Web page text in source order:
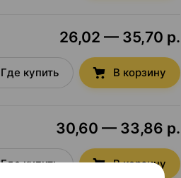
26,02 — 35,70 р.
Где купить В корзину
30,60 — 33,86 р.
Где купить В корзину